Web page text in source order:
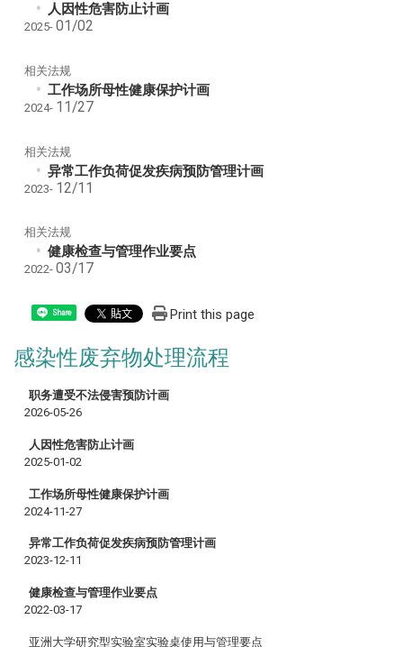
人因性危害防止计画
2025- 01/02
相关法规
工作场所母性健康保护计画
2024- 11/27
相关法规
异常工作负荷促发疾病预防管理计画
2023- 12/11
相关法规
健康检查与管理作业要点
2022- 03/17
Share Print this page
感染性废弃物处理流程
职务遭受不法侵害预防计画
2026-05-26
人因性危害防止计画
2025-01-02
工作场所母性健康保护计画
2024-11-27
异常工作负荷促发疾病预防管理计画
2023-12-11
健康检查与管理作业要点
2022-03-17
亚洲大学研究型实验室实验桌使用与管理要点